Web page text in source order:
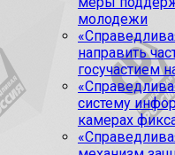
молодежи
направить
госучастием
систему
камерах